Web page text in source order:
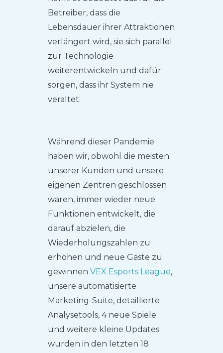
Betreiber, dass die
Lebensdauer ihrer Attraktionen
verlängert wird, sie sich parallel
zur Technologie
weiterentwickeln und dafür
sorgen, dass ihr System nie
veraltet.
Während dieser Pandemie
haben wir, obwohl die meisten
unserer Kunden und unsere
eigenen Zentren geschlossen
waren, immer wieder neue
Funktionen entwickelt, die
darauf abzielen, die
Wiederholungszahlen zu
erhöhen und neue Gäste zu
gewinnenVEX Esports League,
unsere automatisierte
Marketing-Suite, detaillierte
Analysetools, 4 neue Spiele
und weitere kleine Updates
wurden in den letzten 18